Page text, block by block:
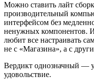
Можно ставить лайт
производительный
интерфейсом без
ненужных компонентов.
любит все настраивать
не с «Магазина», а с
Вердикт однозначный —
удовольствие.